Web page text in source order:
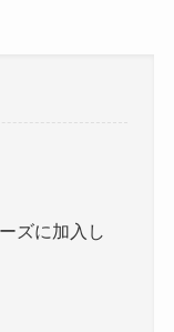
ズに加入し